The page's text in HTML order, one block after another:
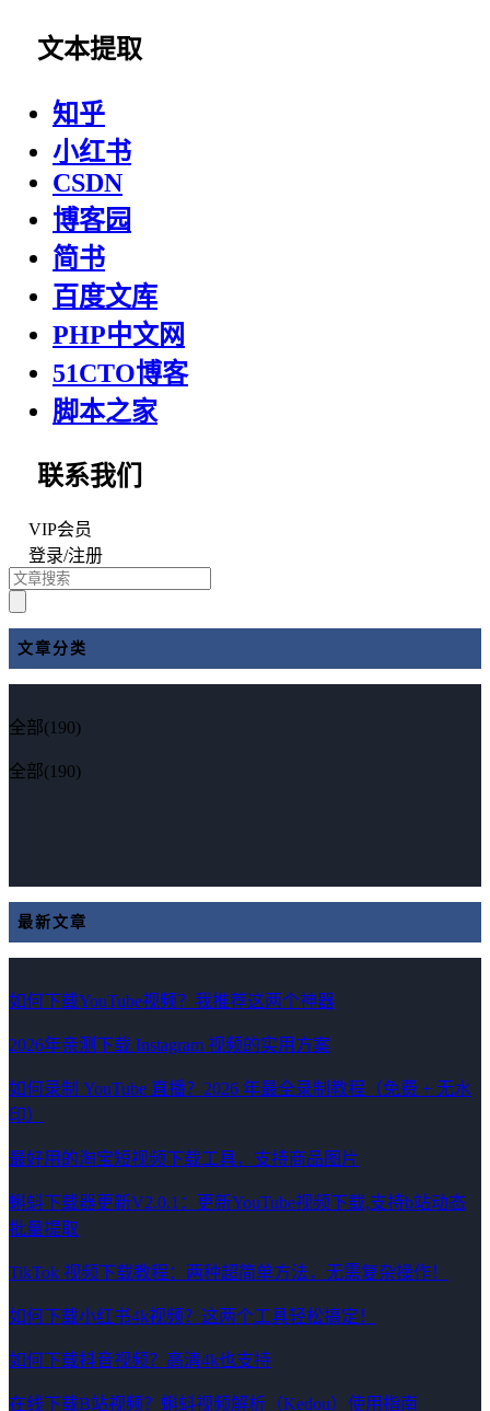
文本提取
知乎
小红书
CSDN
博客园
简书
百度文库
PHP中文网
51CTO博客
脚本之家
联系我们
VIP会员
登录/注册
文章分类
全部(190)
全部(190)
最新文章
如何下载YouTube视频？我推荐这两个神器
2026年亲测下载 Instagram 视频的实用方案
如何录制 YouTube 直播？2026 年最全录制教程（免费 + 无水
印）
最好用的淘宝短视频下载工具，支持商品图片
蝌蚪下载器更新V2.0.1：更新YouTube视频下载,支持b站动态
批量提取
TikTok 视频下载教程：两种超简单方法，无需复杂操作！
如何下载小红书4k视频？这两个工具轻松搞定！
如何下载抖音视频？高清4k也支持
在线下载B站视频？蝌蚪视频解析（Kedou）使用指南